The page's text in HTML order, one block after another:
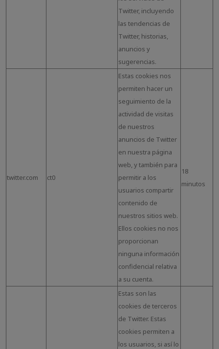
Twitter, incluyendo
las tendencias de
Twitter, historias,
anuncios y
sugerencias.
twitter.com ct0
Estas cookies nos
permiten hacer un
seguimiento de la
actividad de visitas
de nuestros
anuncios de Twitter
en nuestra página
web, y también para
permitir a los
usuarios compartir
contenido de
nuestros sitios web.
Ellos cookies no nos
proporcionan
ninguna información
confidencial relativa
a su cuenta.
18
minutos
Estas son las
cookies de terceros
de Twitter. Estas
cookies permiten a
los usuarios, si así lo